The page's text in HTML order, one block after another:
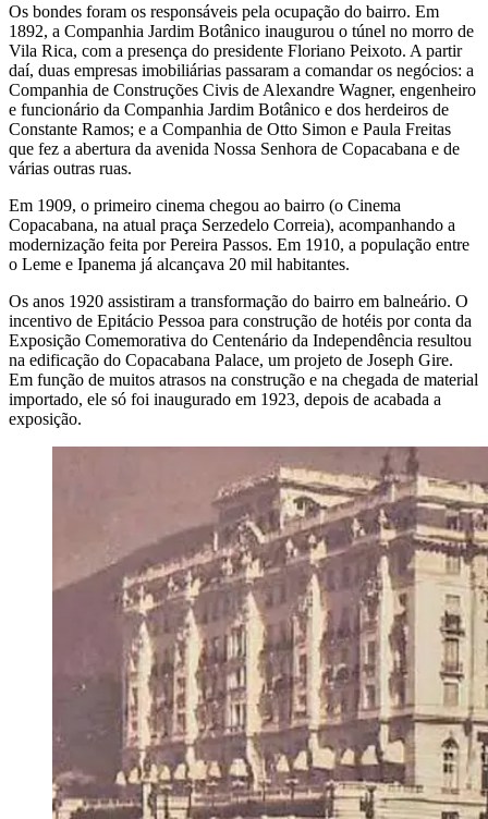
Os bondes foram os responsáveis pela ocupação do bairro. Em
1892, a Companhia Jardim Botânico inaugurou o túnel no morro de
Vila Rica, com a presença do presidente Floriano Peixoto. A partir
daí, duas empresas imobiliárias passaram a comandar os negócios: a
Companhia de Construções Civis de Alexandre Wagner, engenheiro
e funcionário da Companhia Jardim Botânico e dos herdeiros de
Constante Ramos; e a Companhia de Otto Simon e Paula Freitas
que fez a abertura da avenida Nossa Senhora de Copacabana e de
várias outras ruas.
Em 1909, o primeiro cinema chegou ao bairro (o Cinema
Copacabana, na atual praça Serzedelo Correia), acompanhando a
modernização feita por Pereira Passos. Em 1910, a população entre
o Leme e Ipanema já alcançava 20 mil habitantes.
Os anos 1920 assistiram a transformação do bairro em balneário. O
incentivo de Epitácio Pessoa para construção de hotéis por conta da
Exposição Comemorativa do Centenário da Independência resultou
na edificação do Copacabana Palace, um projeto de Joseph Gire.
Em função de muitos atrasos na construção e na chegada de material
importado, ele só foi inaugurado em 1923, depois de acabada a
exposição.